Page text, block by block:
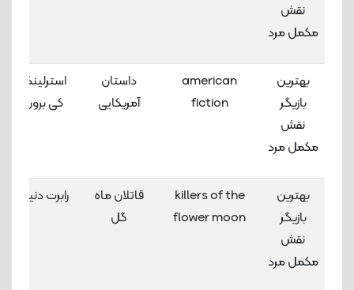
نقش
مکمل مرد
بهترین
بازیگر
نقش
مکمل مرد
american
fiction
داستان
آمریکایی
استرلینگ
کی برون
بهترین
بازیگر
نقش
مکمل مرد
killers of the
flower moon
قاتلان ماه
گل
رابرت دنیرو